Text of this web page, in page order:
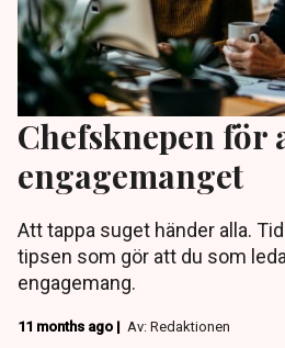
Chefsknepen för
engagemanget
Att tappa suget händer alla.
tipsen som gör att du som
engagemang.
11 months ago | Av: Redaktionen